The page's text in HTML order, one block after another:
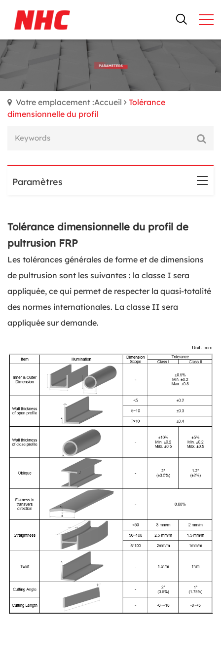
Votre emplacement :Accueil
Tolérance
dimensionnelle du profil
Paramètres
Tolérance dimensionnelle du profil de
pultrusion FRP
Les tolérances générales de forme et de dimensions
de pultrusion sont les suivantes : la classe I sera
appliquée, ce qui permet de respecter la quasi-totalité
des normes internationales. La classe II sera
appliquée sur demande.